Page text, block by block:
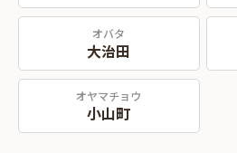
オバタ
大治田
オヤマチョウ
小山町